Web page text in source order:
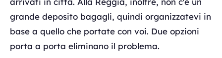
grande deposito bagagli, quindi organizzatevi in
base a quello che portate con voi. Due opzioni
porta a porta eliminano il problema.